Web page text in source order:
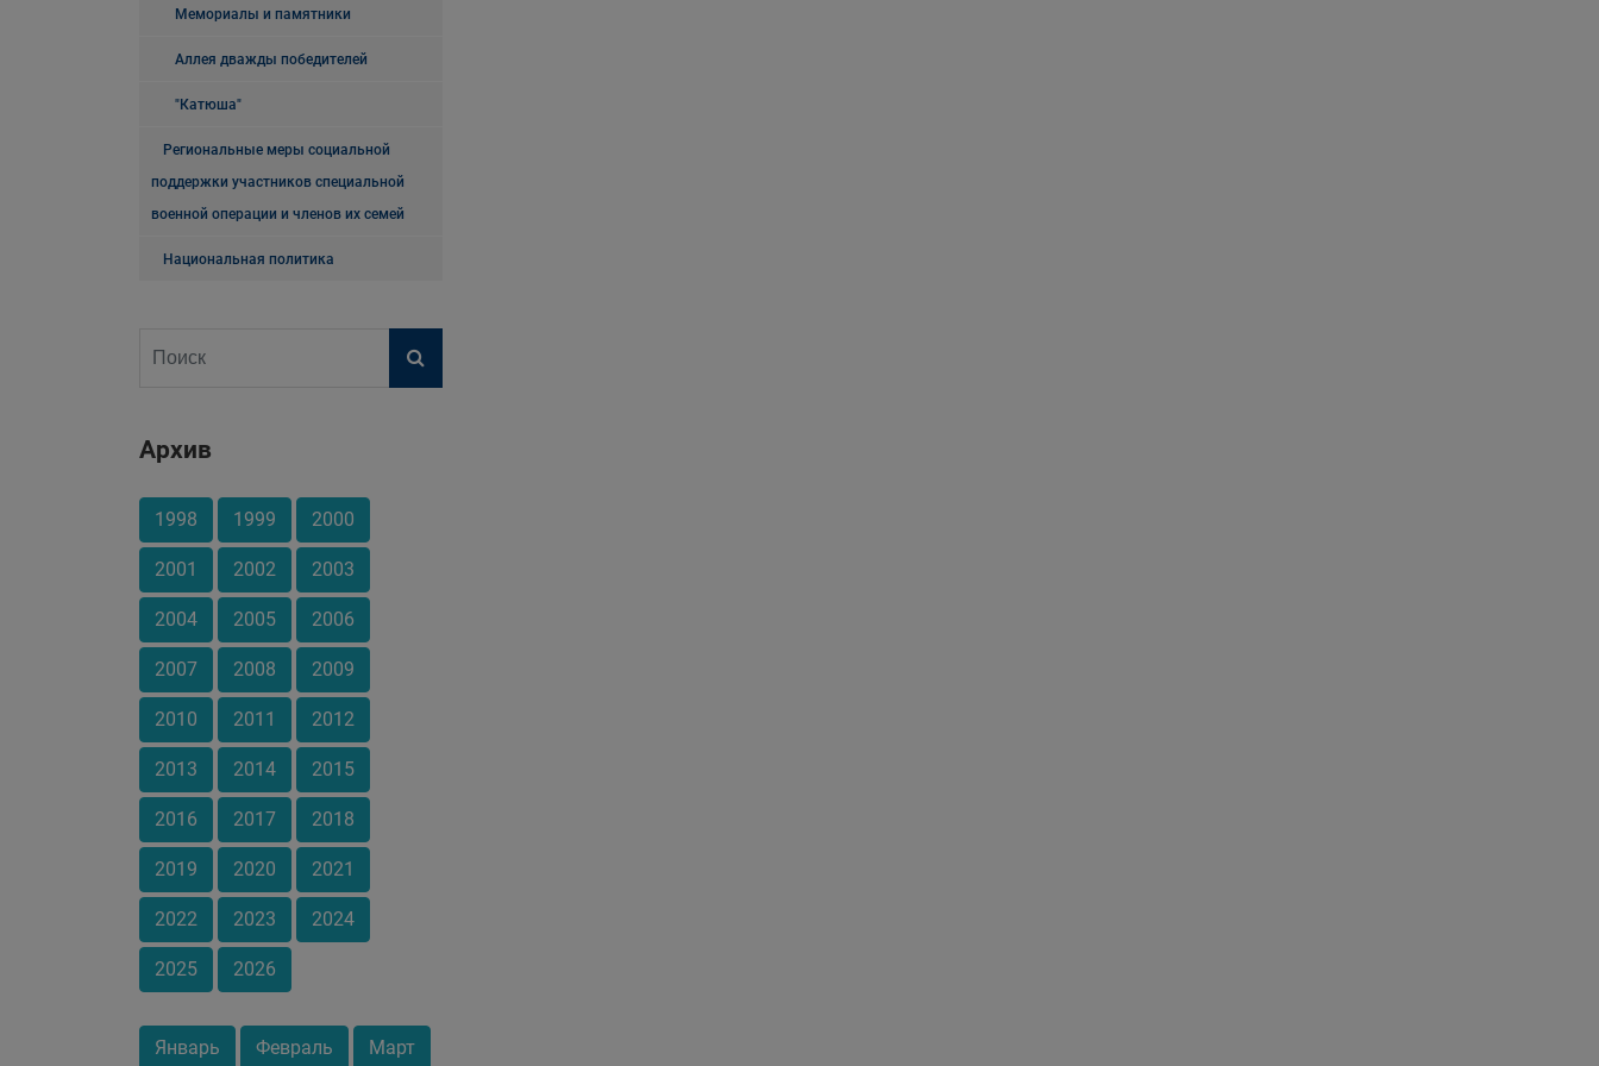
Мемориалы и памятники
Аллея дважды победителей
"Катюша"
Региональные меры социальной
поддержки участников специальной
военной операции и членов их семей
Национальная политика
Архив
1998 1999 2000
2001 2002 2003
2004 2005 2006
2007 2008 2009
2010 2011 2012
2013 2014 2015
2016 2017 2018
2019 2020 2021
2022 2023 2024
2025 2026
Январь Февраль Март